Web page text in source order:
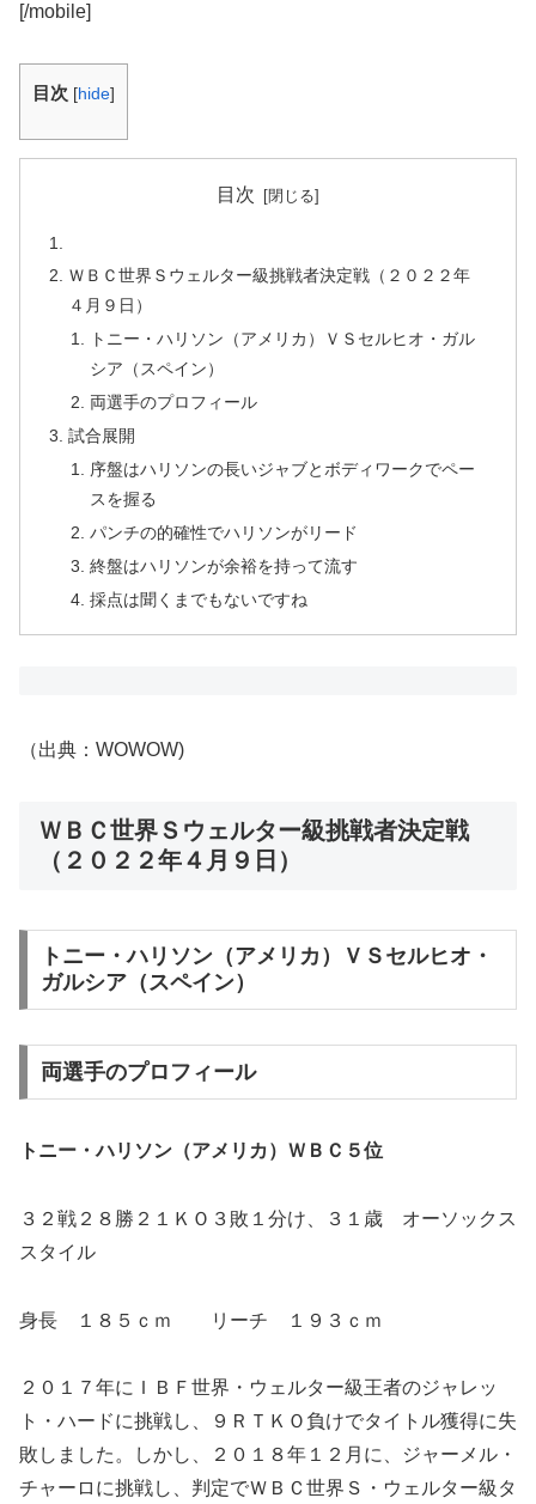
[/mobile]
目次 [hide]
目次
ＷＢＣ世界Ｓウェルター級挑戦者決定戦（２０２２年
４月９日）
トニー・ハリソン（アメリカ）ＶＳセルヒオ・ガル
シア（スペイン）
両選手のプロフィール
試合展開
序盤はハリソンの長いジャブとボディワークでペー
スを握る
パンチの的確性でハリソンがリード
終盤はハリソンが余裕を持って流す
採点は聞くまでもないですね
（出典：WOWOW)
ＷＢＣ世界Ｓウェルター級挑戦者決定戦
（２０２２年４月９日）
トニー・ハリソン（アメリカ）ＶＳセルヒオ・
ガルシア（スペイン）
両選手のプロフィール
トニー・ハリソン（アメリカ）ＷＢＣ５位
３２戦２８勝２１ＫＯ３敗１分け、３１歳 オーソックス
スタイル
身長 １８５ｃｍ リーチ １９３ｃｍ
２０１７年にＩＢＦ世界・ウェルター級王者のジャレッ
ト・ハードに挑戦し、９ＲＴＫＯ負けでタイトル獲得に失
敗しました。しかし、２０１８年１２月に、ジャーメル・
チャーロに挑戦し、判定でＷＢＣ世界Ｓ・ウェルター級タ